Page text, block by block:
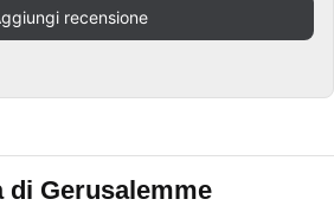
recensione
di Gerusalemme